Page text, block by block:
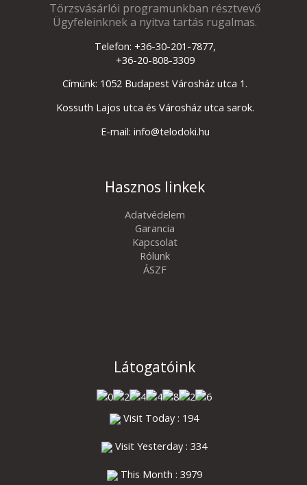
Törzsvásárlói programunkban résztvevő
Ügyfeleinknek a nyitva tartás rugalmas.
Telefon: +36-30-201-7877,
+36-20-808-3309
Címünk: 1052 Budapest Városház utca 1.
Kossuth Lajos utca és Városház utca sarok.
E-mail: info@telodoki.hu
Hasznos linkek
Adatvédelem
Garancia
Kapcsolat
Rólunk
ÁSZF
Látogatóink
Visit Today : 194
Visit Yesterday : 334
This Month : 3979